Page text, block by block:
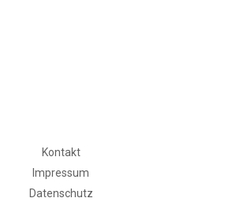
Kontakt
Impressum
Datenschutz